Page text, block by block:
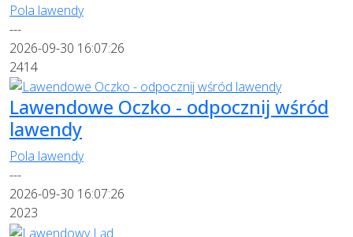
Pola lawendy
---
2026-09-30 16:07:26
2414
Lawendowe Oczko - odpocznij wśród
lawendy
Pola lawendy
---
2026-09-30 16:07:26
2023